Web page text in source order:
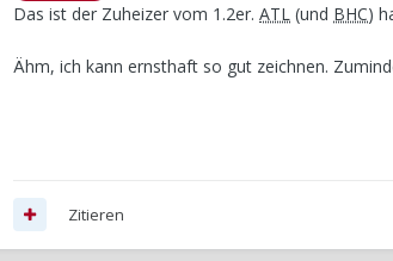
Das ist der Zuheizer vom 1.2er. ATL (und BHC)
Ähm, ich kann ernsthaft so gut zeichnen.
Zitieren